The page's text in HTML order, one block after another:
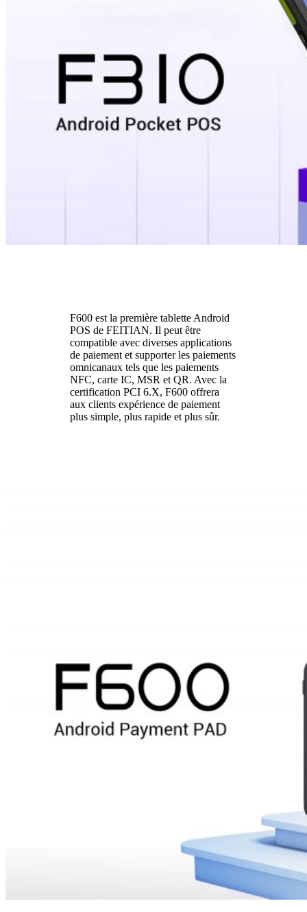
F600 est la première tablette Android
POS de FEITIAN. Il peut être
compatible avec diverses applications
de paiement et supporter les paiements
omnicanaux tels que les paiements
NFC, carte IC, MSR et QR. Avec la
certification PCI 6.X, F600 offrera
aux clients expérience de paiement
plus simple, plus rapide et plus sûr.